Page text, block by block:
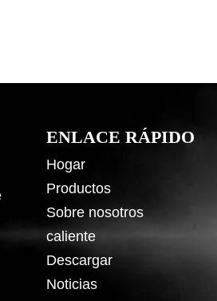
ENLACE RÁPIDO
Hogar
Productos
Sobre nosotros
caliente
Descargar
Noticias